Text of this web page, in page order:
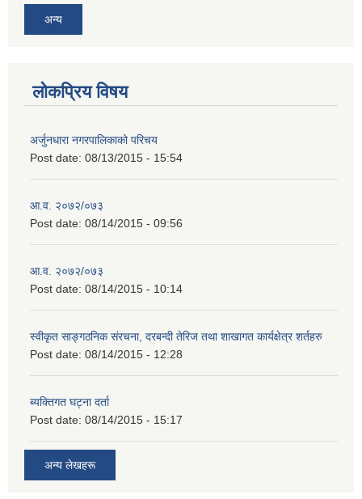
अन्य
लोकप्रिय विषय
अर्जुनधारा नगरपालिकाको परिचय
Post date: 08/13/2015 - 15:54
आ.व. २०७२/०७३
Post date: 08/14/2015 - 09:56
आ.व. २०७२/०७३
Post date: 08/14/2015 - 10:14
स्वीकृत साङ्गठनिक संरचना, दरबन्दी तेरिज तथा शाखागत कार्यक्षेत्र शर्तहरु
Post date: 08/14/2015 - 12:28
ब्यक्तिगत घट्ना दर्ता
Post date: 08/14/2015 - 15:17
अन्य लेखहरू